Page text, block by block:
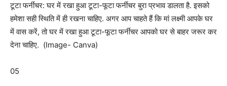
टूटा फर्नीचर: घर में रखा हुआ टूटा-फूटा फर्नीचर बुरा प्रभाव डालता है. इसको
हमेशा सही स्थिति में ही रखना चाहिए. अगर आप चाहते हैं कि मां लक्ष्मी आपके घर
में वास करें, तो घर में रखा हुआ टूटा-फूटा फर्नीचर आपको घर से बाहर जरूर कर
देना चाहिए. (Image- Canva)
05